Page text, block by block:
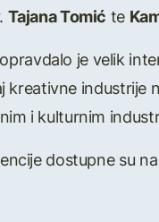
Tajana Tomić te
je velik
kreativne
i kulturnim
dostupne su